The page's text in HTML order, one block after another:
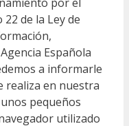
de la Ley de
Española
a informarle
realiza en nuestra
pequeños
utilizado